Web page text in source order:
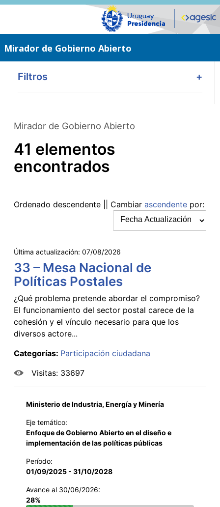
Saltar
Mirador de Gobierno Abierto
Filtros +
Mirador de Gobierno Abierto
41 elementos
encontrados
Ordenado descendente || Cambiar ascendente por:
Última actualización: 07/08/2026
33 – Mesa Nacional de
Políticas Postales
¿Qué problema pretende abordar el compromiso?
El funcionamiento del sector postal carece de la
cohesión y el vínculo necesario para que los
diversos actore...
Categorías: Participación ciudadana
Visitas: 33697
Ministerio de Industria, Energía y Minería
Eje temático:
Enfoque de Gobierno Abierto en el diseño e
implementación de las políticas públicas
Período:
01/09/2025 - 31/10/2028
Avance al 30/06/2026:
28%